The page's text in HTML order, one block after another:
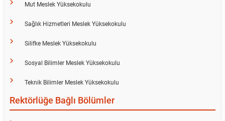
Mut Meslek Yüksekokulu
Sağlık Hizmetleri Meslek Yüksekokulu
Silifke Meslek Yüksekokulu
Sosyal Bilimler Meslek Yüksekokulu
Teknik Bilimler Meslek Yüksekokulu
Rektörlüğe Bağlı Bölümler
Türkçe Öğretimi Uygulama ve Araştırma Merkezi